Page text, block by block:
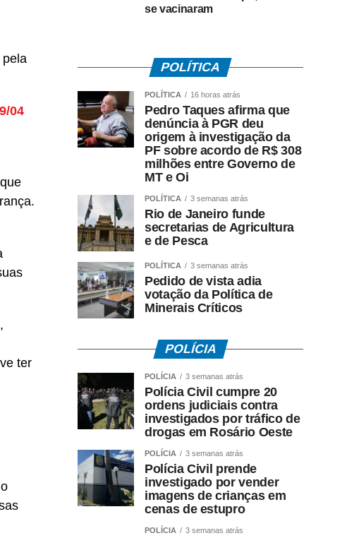
pela
04
ter
se vacinaram
POLÍTICA
POLÍTICA 16 horas atrás
Pedro Taques afirma que
denúncia à PGR deu
origem à investigação da
PF sobre acordo de R$ 308
milhões entre Governo de
MT e Oi
POLÍTICA 3 semanas atrás
Rio de Janeiro funde
secretarias de Agricultura
e de Pesca
POLÍTICA 3 semanas atrás
Pedido de vista adia
votação da Política de
Minerais Críticos
POLÍCIA
POLÍCIA 3 semanas atrás
Polícia Civil cumpre 20
ordens judiciais contra
investigados por tráfico de
drogas em Rosário Oeste
POLÍCIA 3 semanas atrás
Polícia Civil prende
investigado por vender
imagens de crianças em
cenas de estupro
POLÍCIA 3 semanas atrás